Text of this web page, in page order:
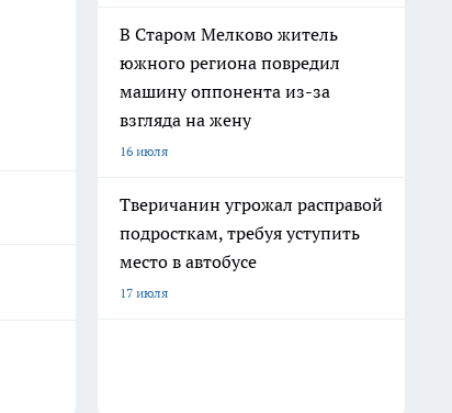
В Старом Мелково житель
южного региона повредил
машину оппонента из-за
взгляда на жену
16 июля
Тверичанин угрожал расправой
подросткам, требуя уступить
место в автобусе
17 июля